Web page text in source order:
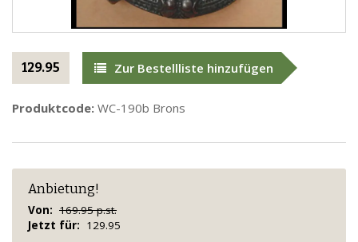
129.95 Zur Bestellliste hinzufügen
Produktcode: WC-190b Brons
Anbietung!
Von: 169.95 p.st.
Jetzt für: 129.95